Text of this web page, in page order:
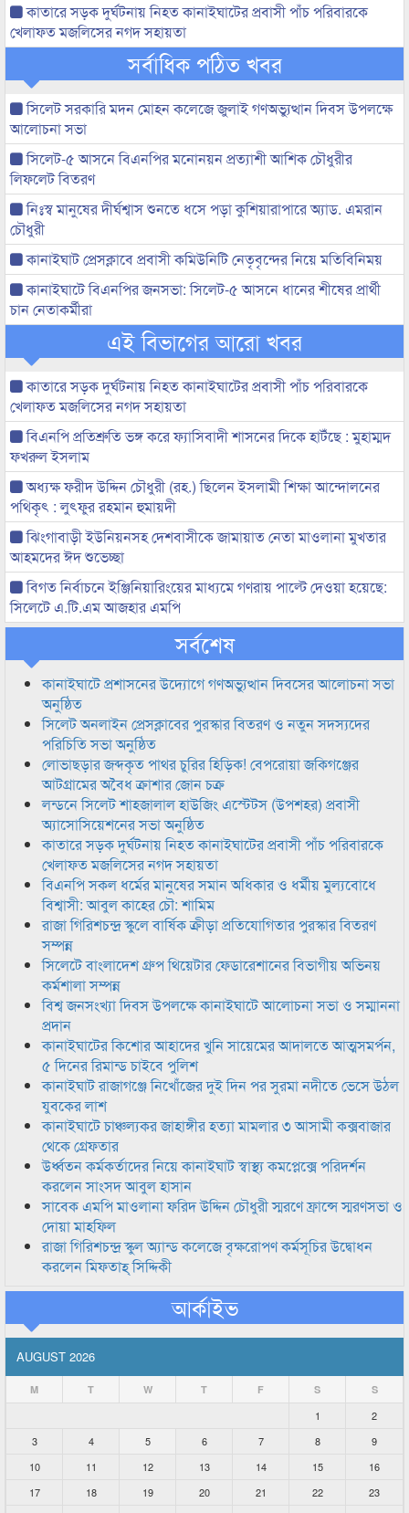
কাতারে সড়ক দুর্ঘটনায় নিহত কানাইঘাটের প্রবাসী পাঁচ পরিবারকে
খেলাফত মজলিসের নগদ সহায়তা
সর্বাধিক পঠিত খবর
সিলেট সরকারি মদন মোহন কলেজে জুলাই গণঅভ্যুত্থান দিবস উপলক্ষে
আলোচনা সভা
সিলেট-৫ আসনে বিএনপির মনোনয়ন প্রত্যাশী আশিক চৌধুরীর
লিফলেট বিতরণ
নিঃস্ব মানুষের দীর্ঘশ্বাস শুনতে ধসে পড়া কুশিয়ারাপারে অ্যাড. এমরান
চৌধুরী
কানাইঘাট প্রেসক্লাবে প্রবাসী কমিউনিটি নেতৃবৃন্দের নিয়ে মতিবিনিময়
কানাইঘাটে বিএনপির জনসভা: সিলেট-৫ আসনে ধানের শীষের প্রার্থী
চান নেতাকর্মীরা
এই বিভাগের আরো খবর
কাতারে সড়ক দুর্ঘটনায় নিহত কানাইঘাটের প্রবাসী পাঁচ পরিবারকে
খেলাফত মজলিসের নগদ সহায়তা
বিএনপি প্রতিশ্রুতি ভঙ্গ করে ফ্যাসিবাদী শাসনের দিকে হাটঁছে : মুহাম্মদ
ফখরুল ইসলাম
অধ্যক্ষ ফরীদ উদ্দিন চৌধুরী (রহ.) ছিলেন ইসলামী শিক্ষা আন্দোলনের
পথিকৃৎ : লুৎফুর রহমান হুমায়দী
ঝিংগাবাড়ী ইউনিয়নসহ দেশবাসীকে জামায়াত নেতা মাওলানা মুখতার
আহমদের ঈদ শুভেচ্ছা
বিগত নির্বাচনে ইঞ্জিনিয়ারিংয়ের মাধ্যমে গণরায় পাল্টে দেওয়া হয়েছে:
সিলেটে এ.টি.এম আজহার এমপি
সর্বশেষ
কানাইঘাটে প্রশাসনের উদ্যোগে গণঅভ্যুত্থান দিবসের আলোচনা সভা
অনুষ্ঠিত
সিলেট অনলাইন প্রেসক্লাবের পুরস্কার বিতরণ ও নতুন সদস্যদের
পরিচিতি সভা অনুষ্ঠিত
লোভাছড়ার জব্দকৃত পাথর চুরির হিড়িক! বেপরোয়া জকিগঞ্জের
আটগ্রামের অবৈধ ক্রাশার জোন চক্র
লন্ডনে সিলেট শাহজালাল হাউজিং এস্টেটস (উপশহর) প্রবাসী
অ্যাসোসিয়েশনের সভা অনুষ্ঠিত
কাতারে সড়ক দুর্ঘটনায় নিহত কানাইঘাটের প্রবাসী পাঁচ পরিবারকে
খেলাফত মজলিসের নগদ সহায়তা
বিএনপি সকল ধর্মের মানুষের সমান অধিকার ও ধর্মীয় মুল্যবোধে
বিশ্বাসী: আবুল কাহের চৌ: শামিম
রাজা গিরিশচন্দ্র স্কুলে বার্ষিক ক্রীড়া প্রতিযোগিতার পুরস্কার বিতরণ
সম্পন্ন
সিলেটে বাংলাদেশ গ্রুপ থিয়েটার ফেডারেশানের বিভাগীয় অভিনয়
কর্মশালা সম্পন্ন
বিশ্ব জনসংখ্যা দিবস উপলক্ষে কানাইঘাটে আলোচনা সভা ও সম্মাননা
প্রদান
কানাইঘাটের কিশোর আহাদের খুনি সায়েমের আদালতে আত্মসমর্পন,
৫ দিনের রিমান্ড চাইবে পুলিশ
কানাইঘাট রাজাগঞ্জে নিখোঁজের দুই দিন পর সুরমা নদীতে ভেসে উঠল
যুবকের লাশ
কানাইঘাটে চাঞ্চল্যকর জাহাঙ্গীর হত্যা মামলার ৩ আসামী কক্সবাজার
থেকে গ্রেফতার
উর্ধ্বতন কর্মকর্তাদের নিয়ে কানাইঘাট স্বাস্থ্য কমপ্লেক্সে পরিদর্শন
করলেন সাংসদ আবুল হাসান
সাবেক এমপি মাওলানা ফরিদ উদ্দিন চৌধুরী স্মরণে ফ্রান্সে স্মরণসভা ও
দোয়া মাহফিল
রাজা গিরিশচন্দ্র স্কুল অ্যান্ড কলেজে বৃক্ষরোপণ কর্মসূচির উদ্বোধন
করলেন মিফতাহ্ সিদ্দিকী
আর্কাইভ
AUGUST 2026
M T W T F S S
1
2
3
4 5 6 7 8
9
10
11 12 13 14 15
16
17
18 19 20 21 22
23